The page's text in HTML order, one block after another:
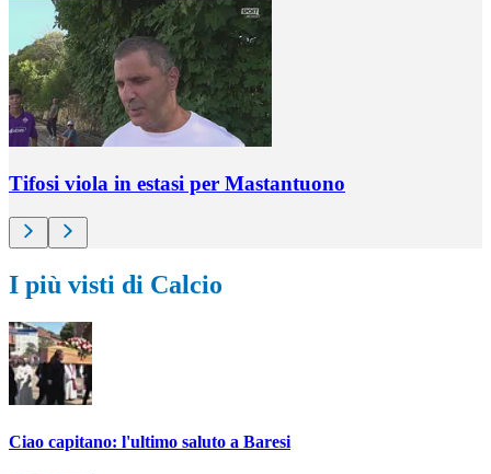
Tifosi viola in estasi per Mastantuono
I più visti di Calcio
Ciao capitano: l'ultimo saluto a Baresi